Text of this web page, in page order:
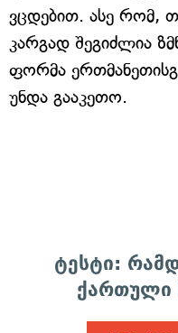
ვცდებით. ასე რომ,
კარგად შეგიძლია
ფორმა
უნდა გააკეთო.
ტესტი:
ქართული